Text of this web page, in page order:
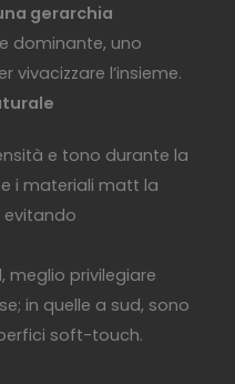
gerarchia
dominante, uno
vivacizzare l’insieme.
e tono durante la
i materiali matt la
meglio privilegiare
in quelle a sud, sono
soft-touch.